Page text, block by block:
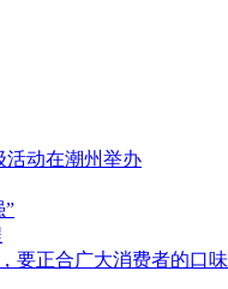
活动在潮州举办
”
要正合广大消费者的口味